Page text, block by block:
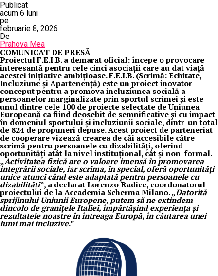
Publicat
acum 6 luni
pe
februarie 8, 2026
De
Prahova Mea
COMUNICAT DE PRESĂ
Proiectul F.E.I.B. a demarat oficial: începe o provocare
interesantă pentru cele cinci asociații care au dat viață
acestei inițiative ambițioase. F.E.I.B. (Scrimă: Echitate,
Incluziune și Apartenență) este un proiect inovator
conceput pentru a promova incluziunea socială a
persoanelor marginalizate prin sportul scrimei și este
unul dintre cele 100 de proiecte selectate de Uniunea
Europeană ca fiind deosebit de semnificative și cu impact
în domeniul sportului și incluziunii sociale, dintr-un total
de 824 de propuneri depuse. Acest proiect de parteneriat
de cooperare vizează crearea de căi accesibile către
scrimă pentru persoanele cu dizabilități, oferind
oportunități atât la nivel instituțional, cât și non-formal.
„Activitatea fizică are o valoare imensă în promovarea
integrării sociale, iar scrima, în special, oferă oportunități
unice atunci când este adaptată pentru persoanele cu
dizabilități”, a declarat Lorenzo Radice, coordonatorul
proiectului de la Accademia Scherma Milano. „Datorită
sprijinului Uniunii Europene, putem să ne extindem
dincolo de granițele Italiei, împărtășind experiența și
rezultatele noastre în întreaga Europă, în căutarea unei
lumi mai incluzive.”